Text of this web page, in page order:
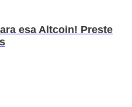
esa Altcoin! Preste